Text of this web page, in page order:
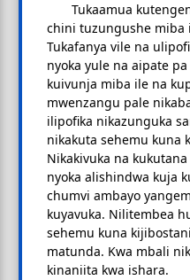
Tukaamua
chini tuzungushe miba
Tukafanya vile na
nyoka yule na aipate
kuivunja miba ile na
mwenzangu pale
ilipofika nikazunguka
nikakuta sehemu kuna
Nikakivuka na
nyoka alishindwa kuja
chumvi ambayo
kuyavuka. Nilitembea
sehemu kuna
matunda. Kwa mbali
kinaniita kwa ishara.